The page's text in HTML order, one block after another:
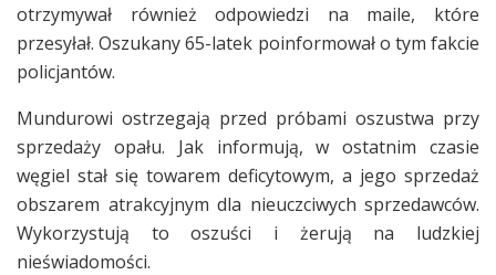
otrzymywał również odpowiedzi na maile, które
przesyłał. Oszukany 65-latek poinformował o tym fakcie
policjantów.
Mundurowi ostrzegają przed próbami oszustwa przy
sprzedaży opału. Jak informują, w ostatnim czasie
węgiel stał się towarem deficytowym, a jego sprzedaż
obszarem atrakcyjnym dla nieuczciwych sprzedawców.
Wykorzystują to oszuści i żerują na ludzkiej
nieświadomości.